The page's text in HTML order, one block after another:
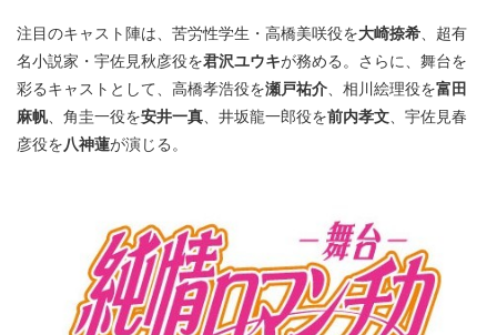
注目のキャスト陣は、苦労性学生・高橋美咲役を大崎捺希 、超有
名小説家・宇佐見秋彦役を君沢ユウキが務める。さらに、舞台を
彩るキャストとして、高橋孝浩役を瀬戸祐介 、相川絵理役を富田
麻帆、角圭一役を安井一真 、井坂龍一郎役を前内孝文 、宇佐見春
彦役を八神蓮が演じる。